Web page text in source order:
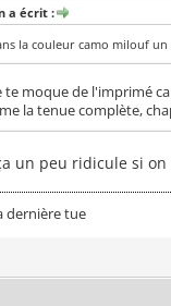
a écrit :
la couleur camo milouf
te moque de l'imprimé
la tenue complète,
un peu ridicule si
dernière tue